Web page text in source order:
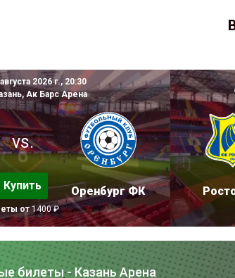
2026 г., 20:30
Ак Барс Арена
vs.
Купить
от1400 ₽
Оренбург ФК
билеты - Казань Арена